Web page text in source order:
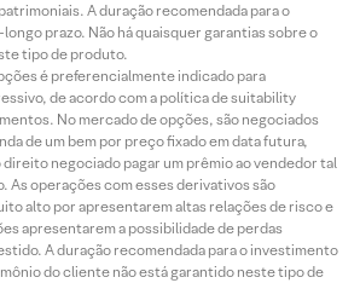
A duração recomendada para o
prazo. Não há quaisquer garantias sobre o
tipo de produto.
é preferencialmente indicado para
de acordo com a política de suitability
No mercado de opções, são negociados
de um bem por preço fixado em data futura,
negociado pagar um prêmio ao vendedor tal
As operações com esses derivativos são
alto por apresentarem altas relações de risco e
apresentarem a possibilidade de perdas
A duração recomendada para o investimento
do cliente não está garantido neste tipo de